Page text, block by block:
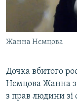
ВІДЕОУРОКИ
СВІДЧЕННЯ ОКУПАЦІЇ
УКРАЇНСЬКА
Qırımtatar
Жанна Нємцова
Дочка вбитого
Нємцова Жанна
з прав людини зі